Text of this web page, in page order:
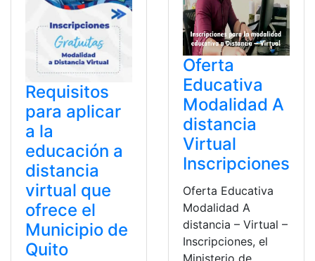
Requisitos
para aplicar
a la
educación a
distancia
virtual que
ofrece el
Municipio de
Quito
Oferta
Educativa
Modalidad A
distancia
Virtual
Inscripciones
Oferta Educativa
Modalidad A
distancia – Virtual –
Inscripciones, el
Ministerio de